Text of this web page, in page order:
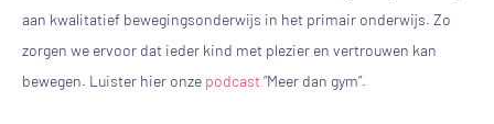
aan kwalitatief bewegingsonderwijs in het primair onderwijs. Zo
zorgen we ervoor dat ieder kind met plezier en vertrouwen kan
bewegen. Luister hier onze podcast “Meer dan gym”.